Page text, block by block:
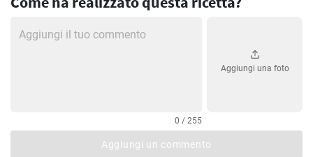
0 / 255
Aggiungi una foto
Aggiungi un commento